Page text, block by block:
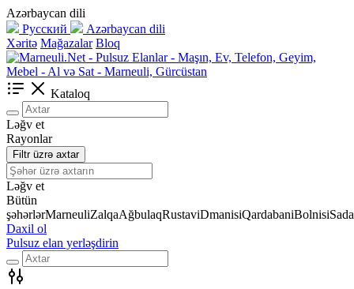
Azərbaycan dili
Русский
Azərbaycan dili
Xəritə Mağazalar Bloq
Kataloq
Ləğv et
Rayonlar
Filtr üzrə axtar
Ləğv et
Bütün
şəhərlərMarneuliZalqaAğbulaqRustaviDmanisiQardabaniBolnisi
Daxil ol
Pulsuz elan yerləşdirin